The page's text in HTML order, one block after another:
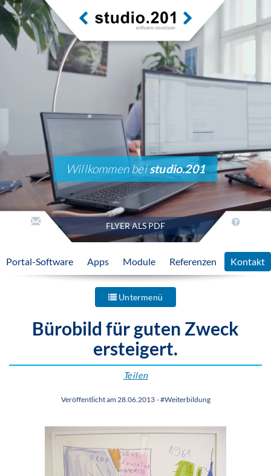
Willkommen beistudio.201
FLYER ALS PDF
Portal-Software Apps Module Referenzen Kontakt
Untermenü
Bürobild für guten Zweck
ersteigert.
Teilen
Veröffentlicht am 28.06.2013 -#Weiterbildung